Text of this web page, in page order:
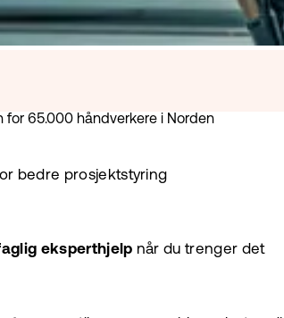
for 65.000 håndverkere i Norden
bedre prosjektstyring
eksperthjelp når du trenger det